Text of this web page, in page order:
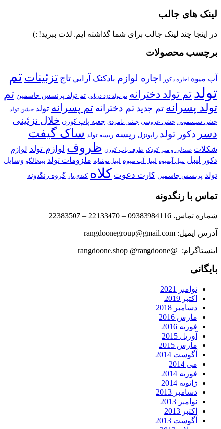
لینک های جالب
در اینجا چند لینک جالب برای شما گذاشته ایم. لذت ببرید! :)
برچسب محصولات
آب میوه اجاره دکور اجاره لوازم بادکنک آرایی تاج تزئینات تم
تولد تم تولد دخترانه تم تولد دزد دریایی تم تولد پرنسس جاسمین تم
تولد پسرانه تم جدید تم دخترانه تم پسرانه تولد جشن تولد
جشن سیسمونی جشن عروسی جشن نامزدی جعبه پاپ کورن خلال تزئینی
دسر دکور تولد راپونزل ریسه ریسه تولد ساک گیفت
شکلات صندلی و میز کودک ظرف پاپ کورن ظروف لوازم تولد لوازم
دکور لیبل لیبل آبمیوه لیبل آب میوه لیبل نوشابه ملزومات تولد نینجالگو وسایل
تولد پرنسس جاسمین کارت دعوت کلاه کندی بار گروه رنگدونه
تماس با رنگدونه
شماره تماس: 09383984116 – 22133470 – 22383507
آدرس ایمیل: rangdoonegroup@gmail.com
اینستاگرام: @rangdoone.shop @rangdoone
بایگانی
نوامبر 2021
اکتبر 2019
دسامبر 2018
مارس 2016
فوریه 2016
آوریل 2015
مارس 2015
آگوست 2014
می 2014
فوریه 2014
ژانویه 2014
دسامبر 2013
نوامبر 2013
اکتبر 2013
آگوست 2013